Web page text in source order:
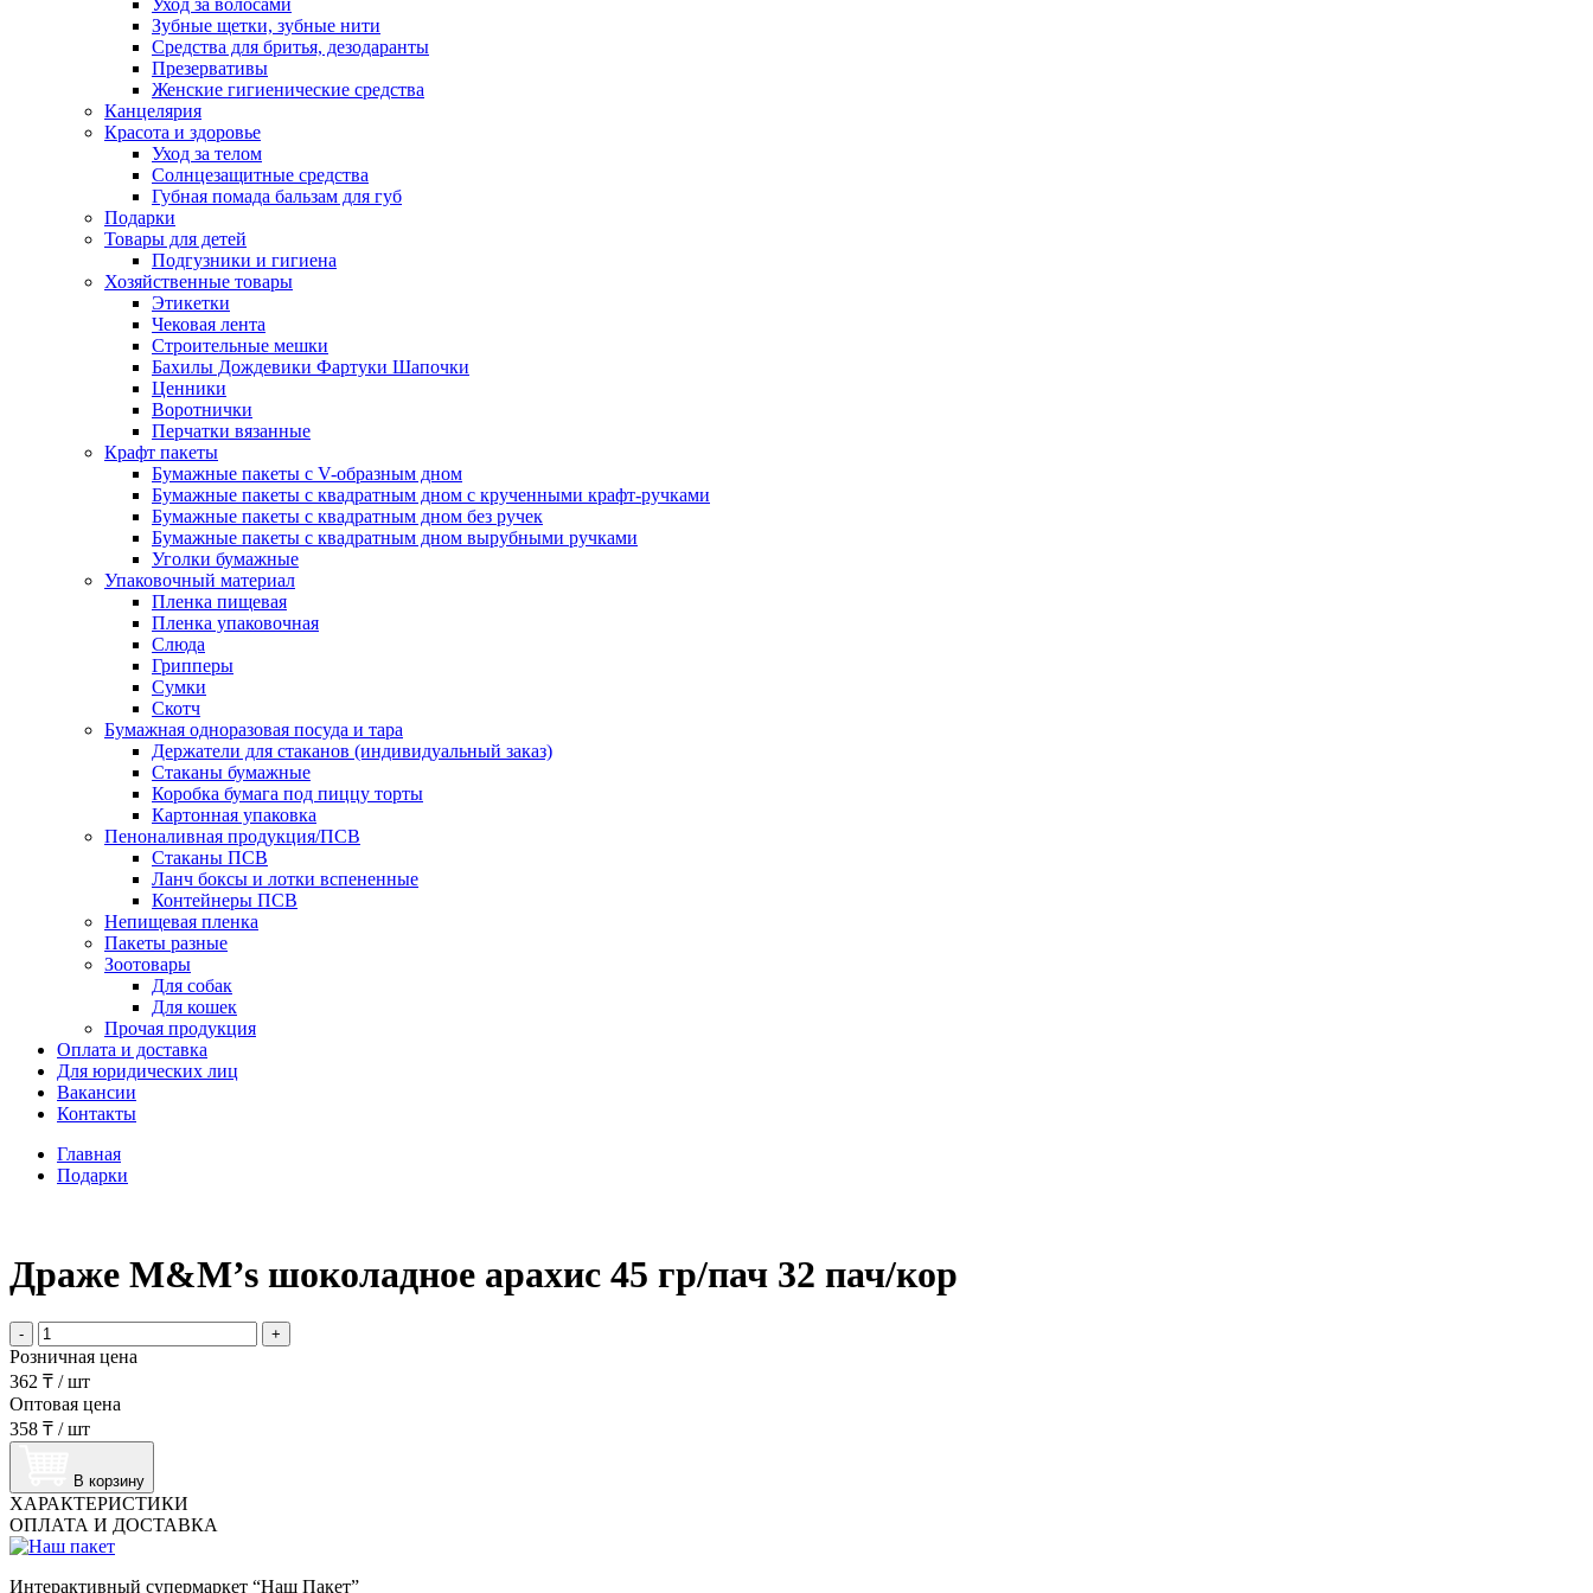
Уход за волосами
Зубные щетки, зубные нити
Средства для бритья, дезодаранты
Презервативы
Женские гигиенические средства
Канцелярия
Красота и здоровье
Уход за телом
Солнцезащитные средства
Губная помада бальзам для губ
Подарки
Товары для детей
Подгузники и гигиена
Хозяйственные товары
Этикетки
Чековая лента
Строительные мешки
Бахилы Дождевики Фартуки Шапочки
Ценники
Воротнички
Перчатки вязанные
Крафт пакеты
Бумажные пакеты с V-образным дном
Бумажные пакеты с квадратным дном с крученными крафт-ручками
Бумажные пакеты с квадратным дном без ручек
Бумажные пакеты с квадратным дном вырубными ручками
Уголки бумажные
Упаковочный материал
Пленка пищевая
Пленка упаковочная
Слюда
Грипперы
Сумки
Скотч
Бумажная одноразовая посуда и тара
Держатели для стаканов (индивидуальный заказ)
Стаканы бумажные
Коробка бумага под пиццу торты
Картонная упаковка
Пеноналивная продукция/ПСВ
Стаканы ПСВ
Ланч боксы и лотки вспененные
Контейнеры ПСВ
Непищевая пленка
Пакеты разные
Зоотовары
Для собак
Для кошек
Прочая продукция
Оплата и доставка
Для юридических лиц
Вакансии
Контакты
Главная
Подарки
Драже M&M’s шоколадное арахис 45 гр/пач 32 пач/кор
- +
Розничная цена
362 ₸ /шт
Оптовая цена
358 ₸ /шт
В корзину
ХАРАКТЕРИСТИКИ
ОПЛАТА И ДОСТАВКА
Интерактивный супермаркет “Наш Пакет”